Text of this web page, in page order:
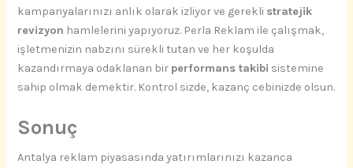
kampanyalarınızı anlık olarak izliyor ve gerekli stratejik
revizyon hamlelerini yapıyoruz. Perla Reklam ile çalışmak,
işletmenizin nabzını sürekli tutan ve her koşulda
kazandırmaya odaklanan bir performans takibi sistemine
sahip olmak demektir. Kontrol sizde, kazanç cebinizde olsun.
Sonuç
Antalya reklam piyasasında yatırımlarınızı kazanca